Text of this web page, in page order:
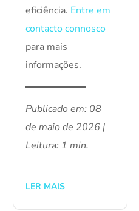
eficiência. Entre em
contacto connosco
para mais
informações.
Publicado em: 08
de maio de 2026 |
Leitura: 1 min.
LER MAIS